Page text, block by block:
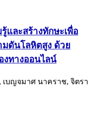
ละสร้างทักษะเพื่อ
มดันโลหิตสูง ด้วย
งทางออนไลน์
บญจมาศ นาคราช, จิตรา